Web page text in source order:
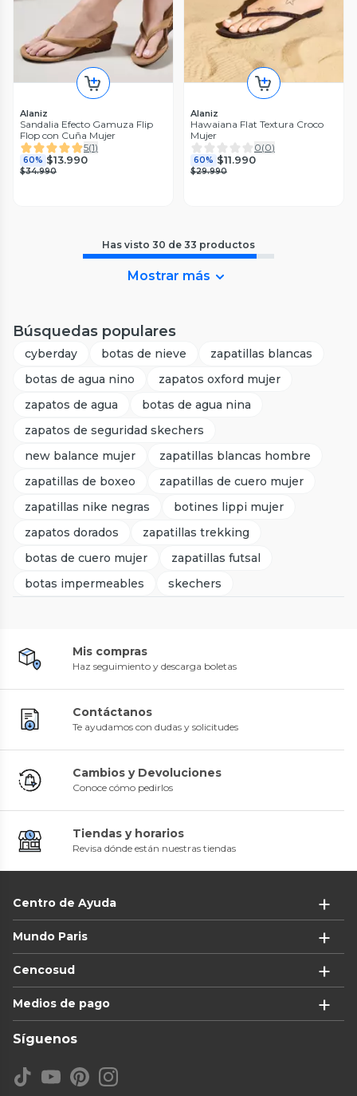
Alaniz
Sandalia Efecto Gamuza Flip
Flop con Cuña Mujer
5(1)
60% $13.990
$34.990
Alaniz
Hawaiana Flat Textura Croco
Mujer
0(0)
60% $11.990
$29.990
Has visto 30 de 33 productos
Mostrar más
Búsquedas populares
cyberday botas de nieve
zapatillas blancas
botas de agua nino
zapatos oxford mujer
zapatos de agua
botas de agua nina
zapatos de seguridad skechers
new balance mujer
zapatillas blancas hombre
zapatillas de boxeo
zapatillas de cuero mujer
zapatillas nike negras
botines lippi mujer
zapatos dorados
zapatillas trekking
botas de cuero mujer
zapatillas futsal
botas impermeables
skechers
Mis compras
Haz seguimiento y descarga boletas
Contáctanos
Te ayudamos con dudas y solicitudes
Cambios y Devoluciones
Conoce cómo pedirlos
Tiendas y horarios
Revisa dónde están nuestras tiendas
Centro de Ayuda
Mundo Paris
Cencosud
Medios de pago
Síguenos